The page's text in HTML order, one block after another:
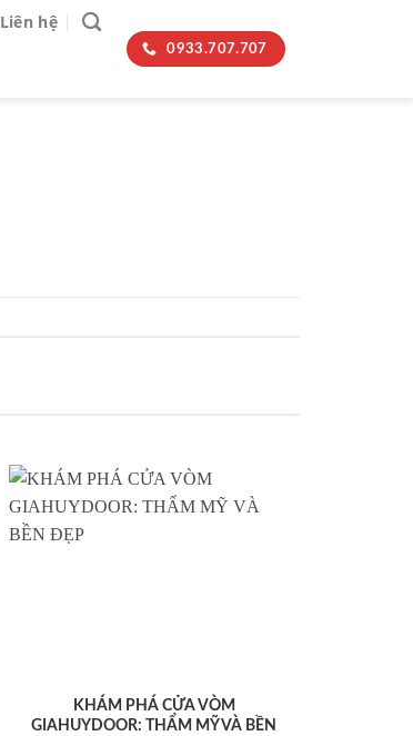
Liên hệ
0933.707.707
KHÁM PHÁ CỬA VÒM
GIAHUYDOOR: THẨM MỸ VÀ BỀN